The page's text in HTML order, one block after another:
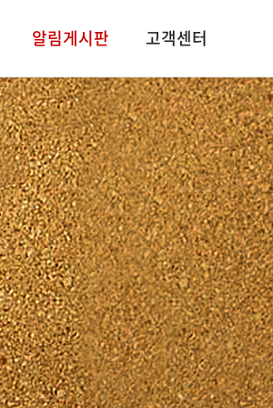
알림게시판 고객센터